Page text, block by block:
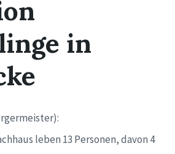
in
leben 13 Personen, davon 4